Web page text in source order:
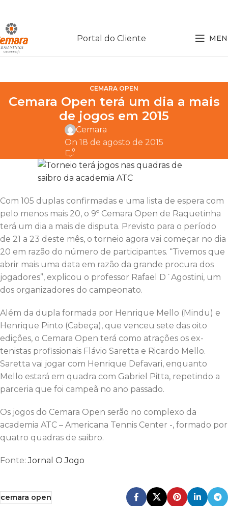
Portal do Cliente
CEMARA OPEN
Cemara Open terá um dia a mais
de jogos em 2015
Cemara
On 18 de agosto de 2015
0
Com 105 duplas confirmadas e uma lista de espera com
pelo menos mais 20, o 9º Cemara Open de Raquetinha
terá um dia a mais de disputa. Previsto para o período
de 21 a 23 deste mês, o torneio agora vai começar no dia
20 em razão do número de participantes. “Tivemos que
abrir mais uma data em razão da grande procura dos
jogadores”, explicou o professor Rafael D´Agostini, um
dos organizadores do campeonato.
Além da dupla formada por Henrique Mello (Mindu) e
Henrique Pinto (Cabeça), que venceu sete das oito
edições, o Cemara Open terá como atrações os ex-
tenistas profissionais Flávio Saretta e Ricardo Mello.
Saretta vai jogar com Henrique Defavari, enquanto
Mello estará em quadra com Gabriel Pitta, repetindo a
parceria que foi campeã no ano passado.
Os jogos do Cemara Open serão no complexo da
academia ATC – Americana Tennis Center -, formado por
quatro quadras de saibro.
Fonte:Jornal O Jogo
cemara open